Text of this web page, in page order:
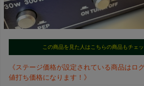
この商品を見た人はこちらの商品もチェ
《ステージ価格が設定されている商品はロ
値打ち価格になります！》